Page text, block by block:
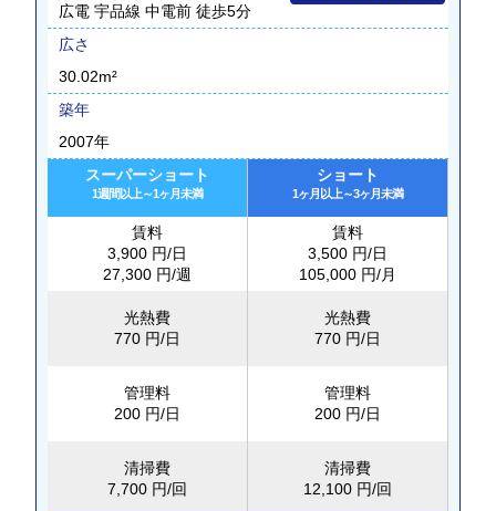
広電 宇品線 中電前 徒歩5分
広さ
30.02m²
築年
2007年
スーパーショート
1週間以上～1ヶ月未満
賃料
3,900 円/日
27,300 円/週
光熱費
770 円/日
管理料
200 円/日
清掃費
7,700 円/回
ショート
1ヶ月以上～3ヶ月未満
賃料
3,500 円/日
105,000 円/月
光熱費
770 円/日
管理料
200 円/日
清掃費
12,100 円/回